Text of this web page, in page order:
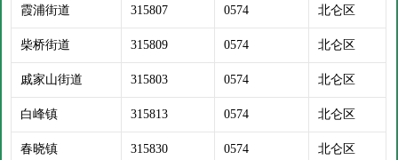
霞浦街道 315807 0574 北仑区
柴桥街道 315809 0574 北仑区
戚家山街道 315803 0574 北仑区
白峰镇 315813 0574 北仑区
春晓镇 315830 0574 北仑区